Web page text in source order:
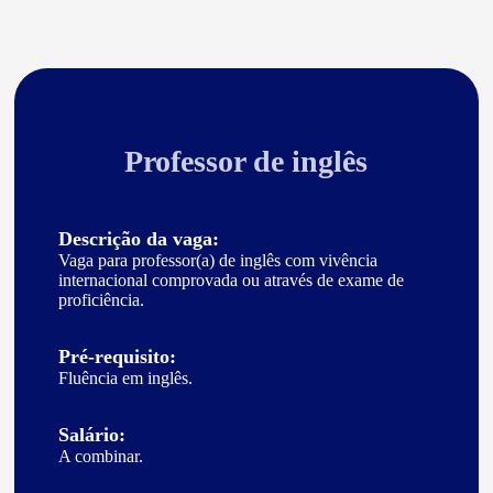
Professor de inglês
Descrição da vaga:
Vaga para professor(a) de inglês com vivência
internacional comprovada ou através de exame de
proficiência.
Pré-requisito:
Fluência em inglês.
Salário:
A combinar.